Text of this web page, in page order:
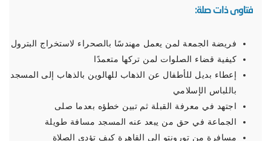
فتاوى ذات صلة:
فريضة الجمعة لمن يعمل مهندسًا بالصحراء لاستخراج البترول
كيفية قضاء الصلوات لمن تركها متعمدًا
إعطاء بديل للأطفال عن الذهاب للهالوين بالذهاب إلى المسجد
باللباس الإسلامي
اجتهد في معرفة القبلة ثم تبين خطؤه بعدما صلى
الجماعة في حق من يبعد عنه المسجد مسافة طويلة
مسافرة من تورونتو إلى القاهرة كيف تؤدي الصلاة